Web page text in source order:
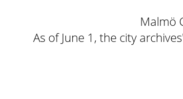
Malmö
As of June 1, the city